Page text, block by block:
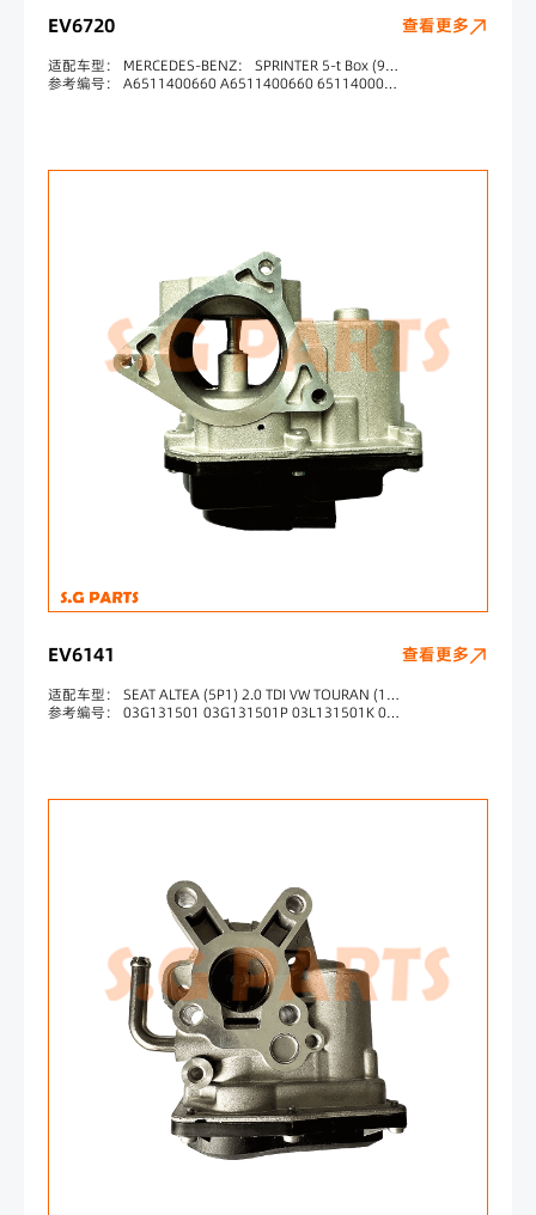
EV6720
适配车型： MERCEDES-BENZ： SPRINTER 5-t Box (906) 513 CDI 4x4 (906.653, 906.655, 906.657) SPRINTER 5-t Box (906) 513 CDI (906.653, 906.655, 906.657) SPRINTER 5-t Platform/Chassis (906) 513 CDI (906.135, 906.155, 906.253, 906.255) SPRINTER 5-t Platform/Chassi
参考编号： A6511400660 A6511400660 6511400060 6511400160 6511400860 6511400660 A6511400060
查看更多
EV6141
适配车型： SEAT ALTEA (5P1) 2.0 TDI VW TOURAN (1T1, 1T2) 2.0 TDI VW GOLF V (1K1) 2.0 TDI VW PASSAT (3C2) 2.0 TDI VW PASSAT (3C2) 2.0 TDI 4motion VW PASSAT (3C2) 2.0 TDI 16V 4motion VW PASSAT (3C2) 2.0 TDI 16V
参考编号： 03G131501 03G131501P 03L131501K 03L131501G 88087 83652 700418 03L131501C
查看更多